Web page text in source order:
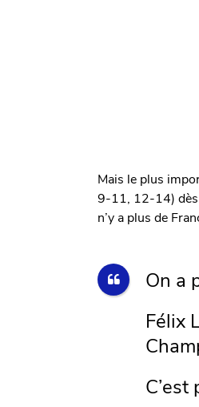
Mais le plus
9-11, 12-14) dès
n’y a plus de
On a
Félix